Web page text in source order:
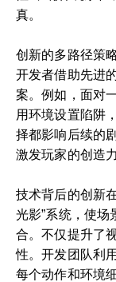
真。
创新的多路径策
开发者借助先进
案。例如，面对
用环境设置陷阱
择都影响后续的
激发玩家的创造
技术背后的创新
光影”系统，使
合。不仅提升了
性。开发团队利
每个动作和环境